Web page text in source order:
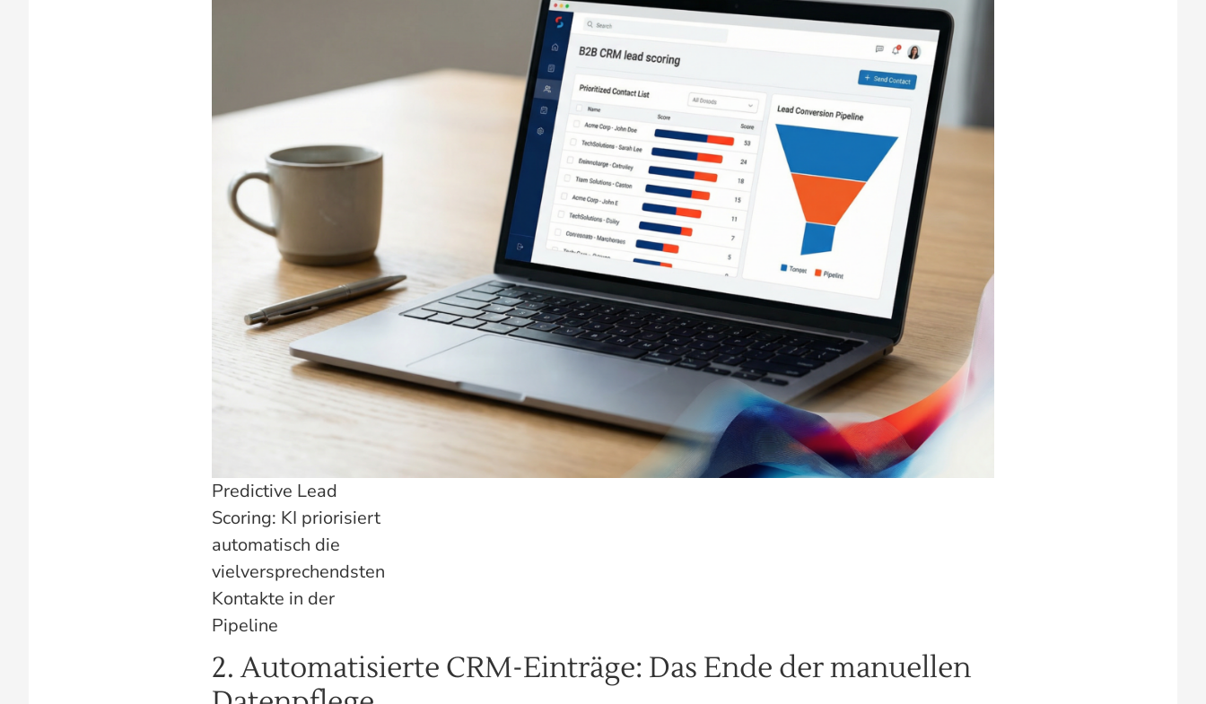
Predictive Lead
Scoring: KI priorisiert
automatisch die
vielversprechendsten
Kontakte in der
Pipeline
2. Automatisierte CRM-Einträge: Das Ende der manuellen